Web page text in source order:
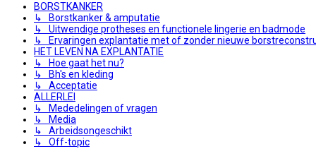
BORSTKANKER
↳ Borstkanker & amputatie
↳ Uitwendige protheses en functionele lingerie en badmode
↳ Ervaringen explantatie met of zonder nieuwe
HET LEVEN NA EXPLANTATIE
↳ Hoe gaat het nu?
↳ Bh's en kleding
↳ Acceptatie
ALLERLEI
↳ Mededelingen of vragen
↳ Media
↳ Arbeidsongeschikt
↳ Off-topic